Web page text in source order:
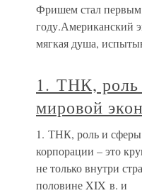
Фришем стал первым
году.Американский
мягкая душа,
1. ТНК, роль
мировой
1. ТНК, роль и
корпорации – это
не только внутри
половине XIX в. и